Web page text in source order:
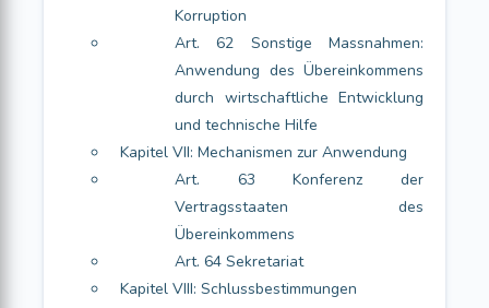
Korruption
Art. 62 Sonstige Massnahmen:
Anwendung des Übereinkommens
durch wirtschaftliche Entwicklung
und technische Hilfe
Kapitel VII: Mechanismen zur Anwendung
Art. 63 Konferenz der
Vertragsstaaten des
Übereinkommens
Art. 64 Sekretariat
Kapitel VIII: Schlussbestimmungen